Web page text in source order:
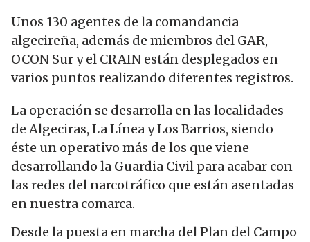
Unos 130 agentes de la comandancia
algecireña, además de miembros del GAR,
OCON Sur y el CRAIN están desplegados en
varios puntos realizando diferentes registros.
La operación se desarrolla en las localidades
de Algeciras, La Línea y Los Barrios, siendo
éste un operativo más de los que viene
desarrollando la Guardia Civil para acabar con
las redes del narcotráfico que están asentadas
en nuestra comarca.
Desde la puesta en marcha del Plan del Campo